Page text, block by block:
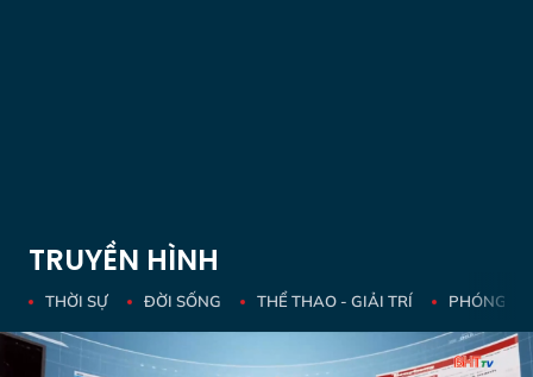
TRUYỀN HÌNH
THỜI SỰ ĐỜI SỐNG THỂ THAO - GIẢI TRÍ PHÓNG